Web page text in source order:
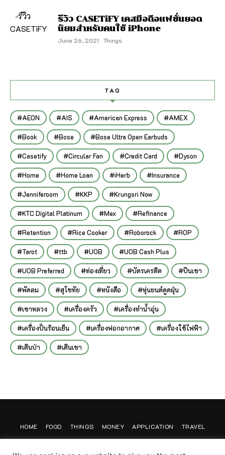
รีวิว CASETiFY เคสมือถือแฟชั่นยอด
นิยมสำหรับคนใช้ iPhone
June 26, 2021 Things
TAG
AEON AIS American Express AMEX
Book Bose Bose Ultra Open Earbuds
Casetify Circular Fan Credit Card Dyson
Home Home Loan iHerb Insurance
Jenniferoom KKP Krungsri Now
KTC Digital Platinum Mex Refinance
Retention Rice Cooker Roborock ROP
Tarot ttb UOB UOB Cash Plus
UOB Preferred ท่องเที่ยว บัตรเครดิต ปีนเขา
พัดลม สุโขทัย หนังสือ หุ่นยนต์ดูดฝุ่น
เขาหลวง เครื่องครัว เครื่องทำน้ำอุ่น
เครื่องปั่นร้อนเย็น เครื่องฟอกอากาศ เครื่องใช้ไฟฟ้า
เดินป่า เดินเขา
HOME FOOD THINGS MONEY APPLICATION
TRAVEL
CONTACT